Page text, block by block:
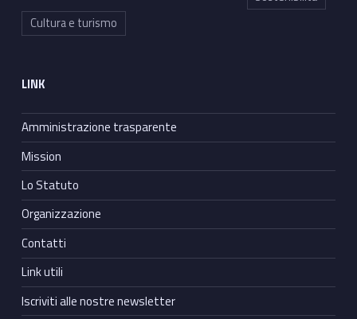
Cultura e turismo
LINK
Amministrazione trasparente
Mission
Lo Statuto
Organizzazione
Contatti
Link utili
Iscriviti alle nostre newsletter